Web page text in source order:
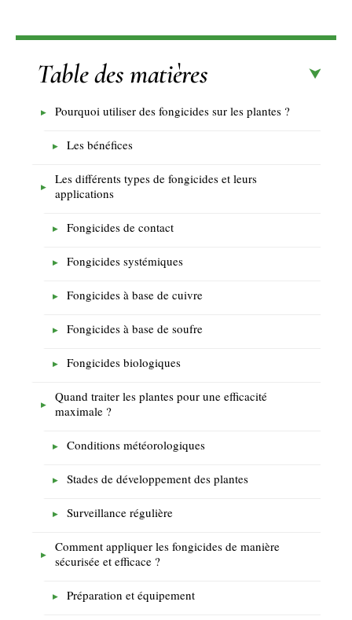
Table des matières
Pourquoi utiliser des fongicides sur les plantes ?
Les bénéfices
Les différents types de fongicides et leurs
applications
Fongicides de contact
Fongicides systémiques
Fongicides à base de cuivre
Fongicides à base de soufre
Fongicides biologiques
Quand traiter les plantes pour une efficacité
maximale ?
Conditions météorologiques
Stades de développement des plantes
Surveillance régulière
Comment appliquer les fongicides de manière
sécurisée et efficace ?
Préparation et équipement